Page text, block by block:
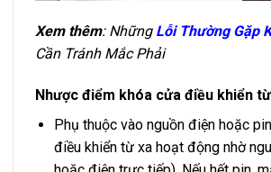
Xem thêm: Những Lỗi Thường Gặp
Cần Tránh Mắc Phải
Nhược điểm khóa cửa điều khiển
Phụ thuộc vào nguồn điện hoặc
điều khiển từ xa hoạt động nhờ